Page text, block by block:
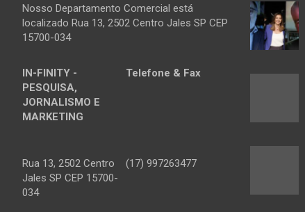
Nosso Departamento Comercial está
localizado Rua 13, 2502 Centro Jales SP CEP
15700-034
IN-FINITY -
PESQUISA,
JORNALISMO E
MARKETING
Telefone & Fax
Rua 13, 2502 Centro
Jales SP CEP 15700-
034
(17) 997263477